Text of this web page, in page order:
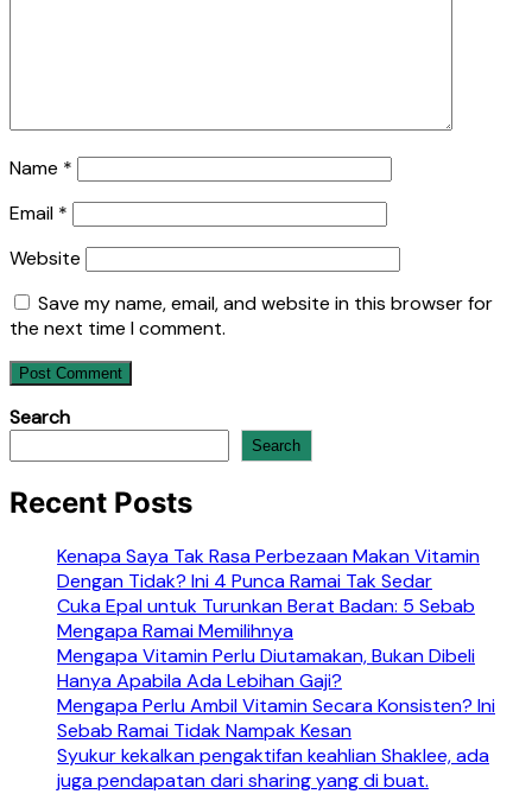
Name *
Email *
Website
Save my name, email, and website in this browser for
the next time I comment.
Search
Search
Recent Posts
Kenapa Saya Tak Rasa Perbezaan Makan Vitamin
Dengan Tidak? Ini 4 Punca Ramai Tak Sedar
Cuka Epal untuk Turunkan Berat Badan: 5 Sebab
Mengapa Ramai Memilihnya
Mengapa Vitamin Perlu Diutamakan, Bukan Dibeli
Hanya Apabila Ada Lebihan Gaji?
Mengapa Perlu Ambil Vitamin Secara Konsisten? Ini
Sebab Ramai Tidak Nampak Kesan
Syukur kekalkan pengaktifan keahlian Shaklee, ada
juga pendapatan dari sharing yang di buat.